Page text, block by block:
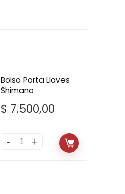
Bolso Porta Llaves
Shimano
$ 7.500,00